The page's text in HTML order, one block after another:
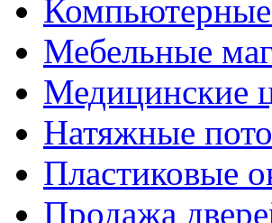
Мебельные
Медицинские
Натяжные
Пластиковые
Продажа